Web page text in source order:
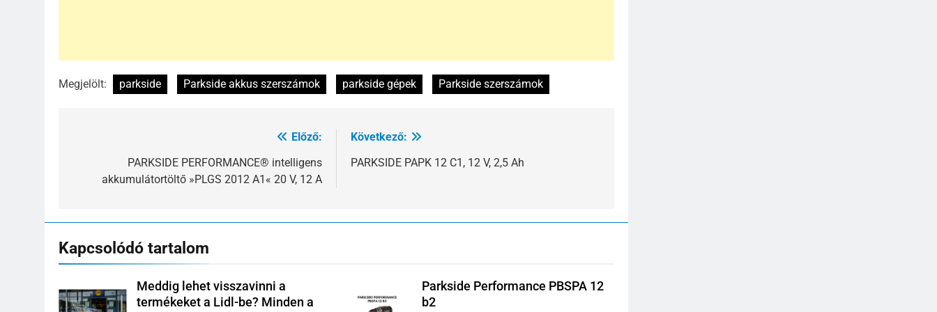
Megjelölt: parkside Parkside akkus szerszámok parkside gépek Parkside szerszámok
navigáció
Előző:
PARKSIDE PERFORMANCE® intelligens
akkumulátortöltő »PLGS 2012 A1« 20 V, 12 A
Következő:
PARKSIDE PAPK 12 C1, 12 V, 2,5 Ah
Kapcsolódó tartalom
Meddig lehet visszavinni a
termékeket a Lidl-be? Minden a
Parkside Performance PBSPA 12
b2